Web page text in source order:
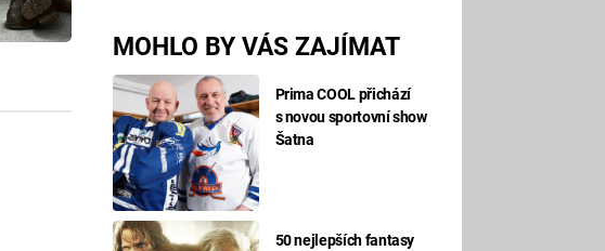
MOHLO BY VÁS ZAJÍMAT
Prima COOL přichází
s novou sportovní show
Šatna
50 nejlepších fantasy